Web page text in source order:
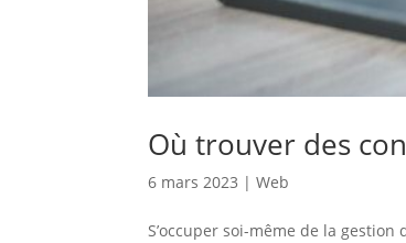
Où trouver des
6 mars 2023 |Web
S’occuper soi-même de la